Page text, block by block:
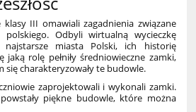
III omawiali zagadnienia związane
Odbyli wirtualną wycieczkę
miasta Polski, ich historię
jaką rolę pełniły średniowieczne zamki,
się charakteryzowały te budowle.
zaprojektowali i wykonali zamki.
piękne budowle, które można